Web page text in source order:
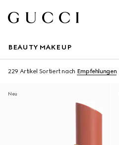
BEAUTY MAKEUP
229 Artikel Sortiert nach Empfehlungen
Neu